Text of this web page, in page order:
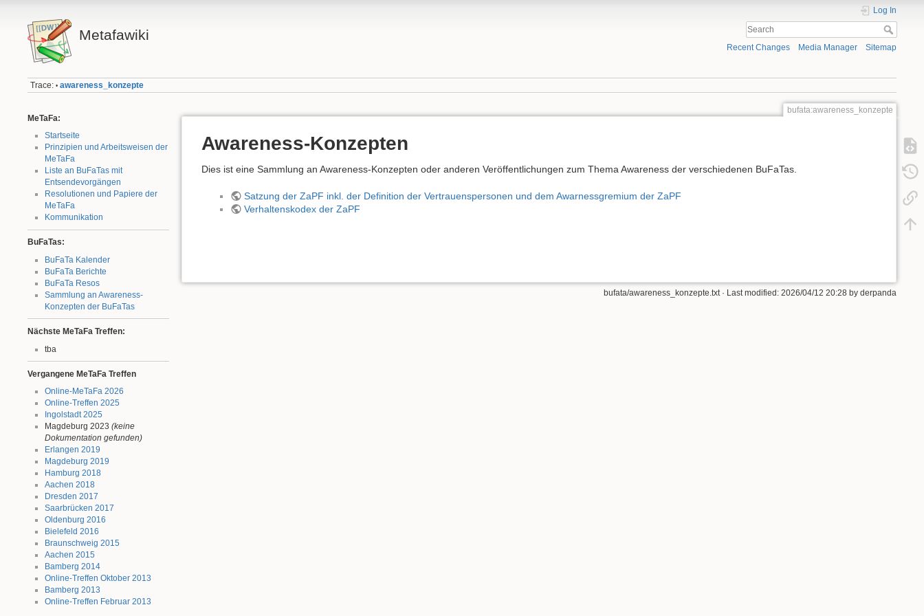
Metafawiki
Log In
Recent Changes Media Manager Sitemap
Trace: • awareness_konzepte
MeTaFa:
Startseite
Prinzipien und Arbeitsweisen der
MeTaFa
Liste an BuFaTas mit
Entsendevorgängen
Resolutionen und Papiere der
MeTaFa
Kommunikation
BuFaTas:
BuFaTa Kalender
BuFaTa Berichte
BuFaTa Resos
Sammlung an Awareness-
Konzepten der BuFaTas
Nächste MeTaFa Treffen:
tba
Vergangene MeTaFa Treffen
Online-MeTaFa 2026
Online-Treffen 2025
Ingolstadt 2025
Magdeburg 2023 (keine
Dokumentation gefunden)
Erlangen 2019
Magdeburg 2019
Hamburg 2018
Aachen 2018
Dresden 2017
Saarbrücken 2017
Oldenburg 2016
Bielefeld 2016
Braunschweig 2015
Aachen 2015
Bamberg 2014
Online-Treffen Oktober 2013
Bamberg 2013
Online-Treffen Februar 2013
bufata:awareness_konzepte
Awareness-Konzepten
Dies ist eine Sammlung an Awareness-Konzepten oder anderen Veröffentlichungen zum Thema Awareness der verschiedenen BuFaTas.
Satzung der ZaPF inkl. der Definition der Vertrauenspersonen und dem Awarnessgremium der ZaPF
Verhaltenskodex der ZaPF
bufata/awareness_konzepte.txt · Last modified: 2026/04/12 20:28 by derpanda